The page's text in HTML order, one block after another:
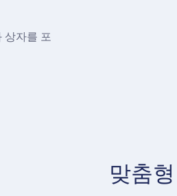
상자를 포
맞춤